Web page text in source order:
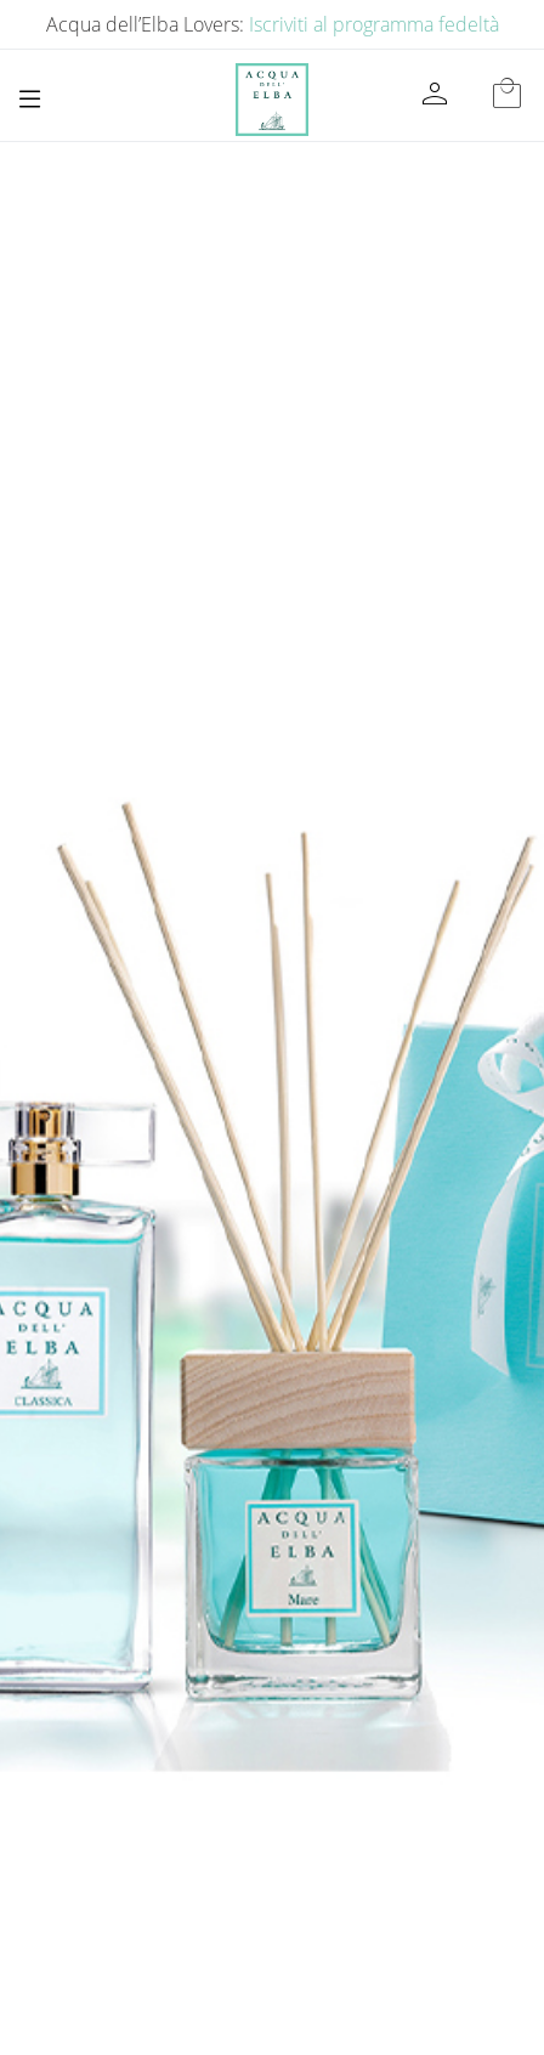
Acqua dell’Elba Lovers: Iscriviti al programma fedeltà
person local_mall